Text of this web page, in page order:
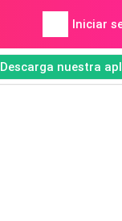
Iniciar
Descarga nuestra